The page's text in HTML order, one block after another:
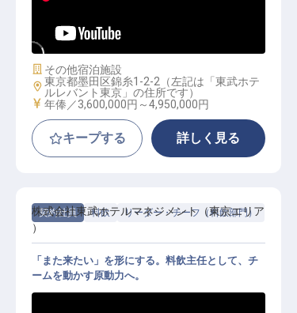
料飲マネージャー
施設業態
その他宿泊施設
勤務地
東京都墨田区錦糸1-2-2（左記は「東武ホテ
ルレバント東京」の住所です）
給与
年俸／3,600,000円～4,950,000円
キープする 詳しく見る
契約社員 料飲 リーダー・チーフ（料飲部門）
株式会社東武ホテルマネジメント（東京エリア
）
「また来たい」を形にする。料飲主任として、チ
ームを動かす原動力へ。